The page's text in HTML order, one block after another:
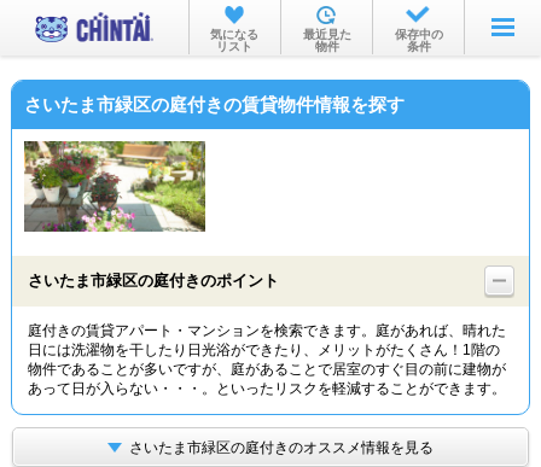
お部屋を探す
沿線・駅から
物件特集から
TOP
気になる
リスト
最近見た
物件
保存中の
条件
さいたま市緑区の庭付きの賃貸物件情報を探す
さいたま市緑区の庭付きのポイント
庭付きの賃貸アパート・マンションを検索できます。庭があれば、晴れた
日には洗濯物を干したり日光浴ができたり、メリットがたくさん！1階の
物件であることが多いですが、庭があることで居室のすぐ目の前に建物が
あって日が入らない・・・。といったリスクを軽減することができます。
さいたま市緑区の庭付きのオススメ情報を見る